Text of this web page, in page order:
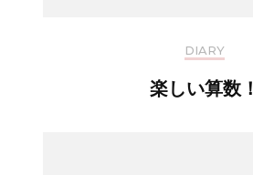
DIARY
楽しい算数！